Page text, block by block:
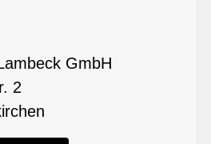
GmbH
2